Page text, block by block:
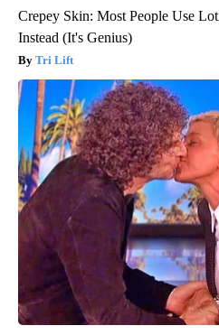
Crepey Skin: Most People Use
Instead (It's Genius)
Tri Lift